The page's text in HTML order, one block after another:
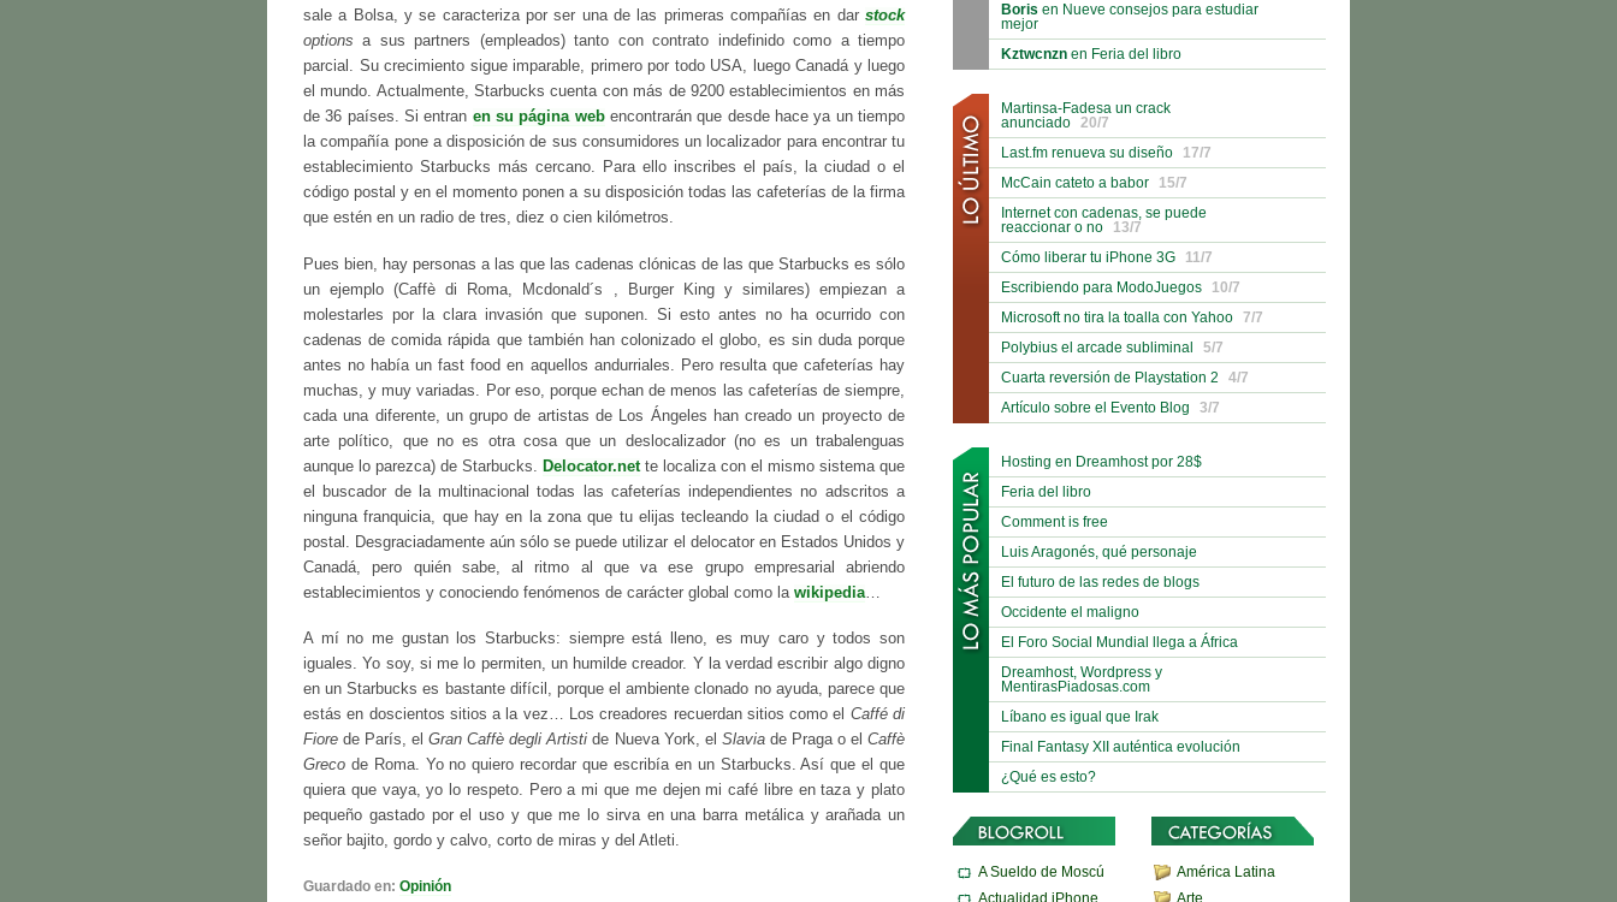
sale a Bolsa, y se caracteriza por ser una de las primeras compañías en dar stock
optionsa sus partners (empleados) tanto con contrato indefinido como a tiempo
parcial. Su crecimiento sigue imparable, primero por todo USA, luego Canadá y luego
el mundo. Actualmente, Starbucks cuenta con más de 9200 establecimientos en más
de 36 países. Si entran en su página webencontrarán que desde hace ya un tiempo
la compañía pone a disposición de sus consumidores un localizador para encontrar tu
establecimiento Starbucks más cercano. Para ello inscribes el país, la ciudad o el
código postal y en el momento ponen a su disposición todas las cafeterías de la firma
que estén en un radio de tres, diez o cien kilómetros.
Pues bien, hay personas a las que las cadenas clónicas de las que Starbucks es sólo
un ejemplo (Caffè di Roma, Mcdonald´s , Burger King y similares) empiezan a
molestarles por la clara invasión que suponen. Si esto antes no ha ocurrido con
cadenas de comida rápida que también han colonizado el globo, es sin duda porque
antes no había un fast food en aquellos andurriales. Pero resulta que cafeterías hay
muchas, y muy variadas. Por eso, porque echan de menos las cafeterías de siempre,
cada una diferente, un grupo de artistas de Los Ángeles han creado un proyecto de
arte político, que no es otra cosa que un deslocalizador (no es un trabalenguas
aunque lo parezca) de Starbucks.
Delocator.net te localiza con el mismo sistema que
el buscador de la multinacional todas las cafeterías independientes no adscritos a
ninguna franquicia, que hay en la zona que tu elijas tecleando la ciudad o el código
postal. Desgraciadamente aún sólo se puede utilizar el delocator en Estados Unidos y
Canadá, pero quién sabe, al ritmo al que va ese grupo empresarial abriendo
establecimientos y conociendo fenómenos de carácter global como la wikipedia
A mí no me gustan los Starbucks: siempre está lleno, es muy caro y todos son
iguales. Yo soy, si me lo permiten, un humilde creador. Y la verdad escribir algo digno
en un Starbucks es bastante difícil, porque el ambiente clonado no ayuda, parece que
estás en doscientos sitios a la vez… Los creadores recuerdan sitios como el Caffé di
Fiore de París, elGran Caffè degli Artisti de Nueva York, el Slaviade Praga o elCaffè
Greco de Roma. Yo no quiero recordar que escribía en un Starbucks. Así que el que
quiera que vaya, yo lo respeto. Pero a mi que me dejen mi café libre en taza y plato
pequeño gastado por el uso y que me lo sirva en una barra metálica y arañada un
señor bajito, gordo y calvo, corto de miras y del Atleti.
Guardado en: Opinión
Boris en Nueve consejos para estudiar
mejor
Kztwcnzn en Feria del libro
Martinsa-Fadesa un crack
anunciado
20/7
Last.fm renueva su diseño
17/7
McCain cateto a babor
15/7
Internet con cadenas, se puede
reaccionar o no
13/7
Cómo liberar tu iPhone 3G
11/7
Escribiendo para ModoJuegos
10/7
Microsoft no tira la toalla con Yahoo
7/7
Polybius el arcade subliminal
5/7
Cuarta reversión de Playstation 2
4/7
Artículo sobre el Evento Blog
3/7
Hosting en Dreamhost por 28$
Feria del libro
Comment is free
Luis Aragonés, qué personaje
El futuro de las redes de blogs
Occidente el maligno
El Foro Social Mundial llega a África
Dreamhost, Wordpress y
MentirasPiadosas.com
Líbano es igual que Irak
Final Fantasy XII auténtica evolución
¿Qué es esto?
A Sueldo de Moscú
Actualidad iPhone
América Latina
Arte